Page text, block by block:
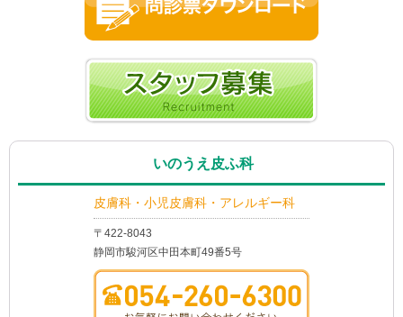
いのうえ皮ふ科
皮膚科・小児皮膚科・アレルギー科
〒422-8043
静岡市駿河区中田本町49番5号